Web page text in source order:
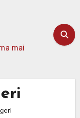
mai